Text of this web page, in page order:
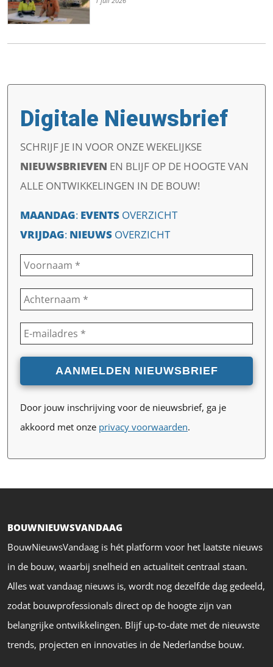
Digitale Nieuwsbrief
SCHRIJF JE IN VOOR ONZE WEKELIJKSE
NIEUWSBRIEVEN EN BLIJF OP DE HOOGTE VAN
ALLE ONTWIKKELINGEN IN DE BOUW!
MAANDAG: EVENTS OVERZICHT
VRIJDAG: NIEUWS OVERZICHT
Door jouw inschrijving voor de nieuwsbrief, ga je
akkoord met onze privacy voorwaarden.
BOUWNIEUWSVANDAAG
BouwNieuwsVandaag is hét platform voor het laatste nieuws
in de bouw, waarbij snelheid en actualiteit centraal staan.
Alles wat vandaag nieuws is, wordt nog dezelfde dag gedeeld,
zodat bouwprofessionals direct op de hoogte zijn van
belangrijke ontwikkelingen. Blijf up-to-date met de nieuwste
trends, projecten en innovaties in de Nederlandse bouw.